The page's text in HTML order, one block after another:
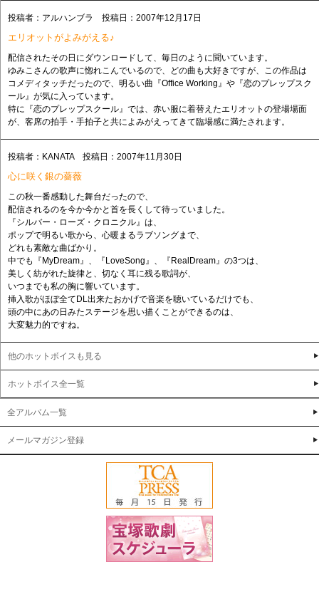
投稿者：アルハンブラ 投稿日：2007年12月17日
エリオットがよみがえる♪
配信されたその日にダウンロードして、毎日のように聞いています。
ゆみこさんの歌声に惚れこんでいるので、どの曲も大好きですが、この作品は
コメディタッチだったので、明るい曲『Office Working』や『恋のプレップスク
ール』が気に入っています。
特に『恋のプレップスクール』では、赤い服に着替えたエリオットの登場場面
が、客席の拍手・手拍子と共によみがえってきて臨場感に満たされます。
投稿者：KANATA 投稿日：2007年11月30日
心に咲く銀の薔薇
この秋一番感動した舞台だったので、
配信されるのを今か今かと首を長くして待っていました。
『シルバー・ローズ・クロニクル』は、
ポップで明るい歌から、心暖まるラブソングまで、
どれも素敵な曲ばかり。
中でも『MyDream』、『LoveSong』、『RealDream』の3つは、
美しく紡がれた旋律と、切なく耳に残る歌詞が、
いつまでも私の胸に響いています。
挿入歌がほぼ全てDL出来たおかげで音楽を聴いているだけでも、
頭の中にあの日みたステージを思い描くことができるのは、
大変魅力的ですね。
他のホットボイスも見る
ホットボイス全一覧
全アルバム一覧
メールマガジン登録